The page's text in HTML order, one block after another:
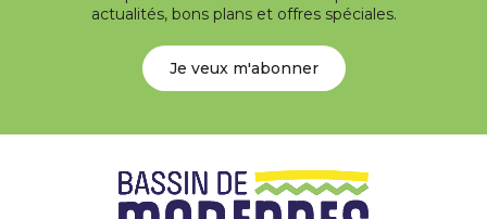
actualités, bons plans et offres spéciales.
Je veux m'abonner